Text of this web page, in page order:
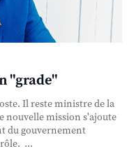
"grade"
Il reste ministre de la
nouvelle mission s'ajoute
du gouvernement
...